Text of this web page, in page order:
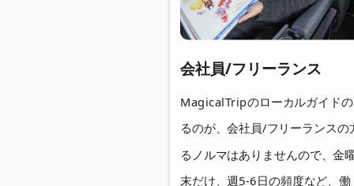
会社員/フリーランス
MagicalTripのローカルガイド
るのが、会社員/フリーランス
るノルマはありませんので、金
末だけ、週5-6日の頻度など、